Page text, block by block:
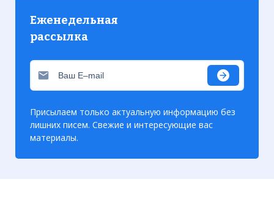
Еженедельная
рассылка
Присылаем только актуальную информацию без
лишних писем. Свежие и интересующие вас
материалы.